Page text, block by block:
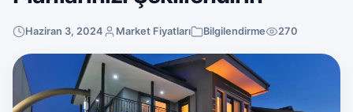
Haziran 3, 2024 Market Fiyatları Bilgilendirme 270